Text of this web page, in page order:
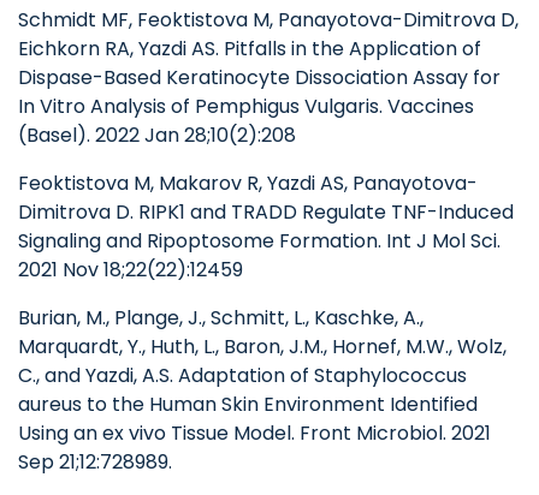
Schmidt MF, Feoktistova M, Panayotova-Dimitrova D,
Eichkorn RA, Yazdi AS. Pitfalls in the Application of
Dispase-Based Keratinocyte Dissociation Assay for
In Vitro Analysis of Pemphigus Vulgaris. Vaccines
(Basel). 2022 Jan 28;10(2):208
Feoktistova M, Makarov R, Yazdi AS, Panayotova-
Dimitrova D. RIPK1 and TRADD Regulate TNF-Induced
Signaling and Ripoptosome Formation. Int J Mol Sci.
2021 Nov 18;22(22):12459
Burian, M., Plange, J., Schmitt, L., Kaschke, A.,
Marquardt, Y., Huth, L., Baron, J.M., Hornef, M.W., Wolz,
C., and Yazdi, A.S. Adaptation of Staphylococcus
aureus to the Human Skin Environment Identified
Using an ex vivo Tissue Model. Front Microbiol. 2021
Sep 21;12:728989.